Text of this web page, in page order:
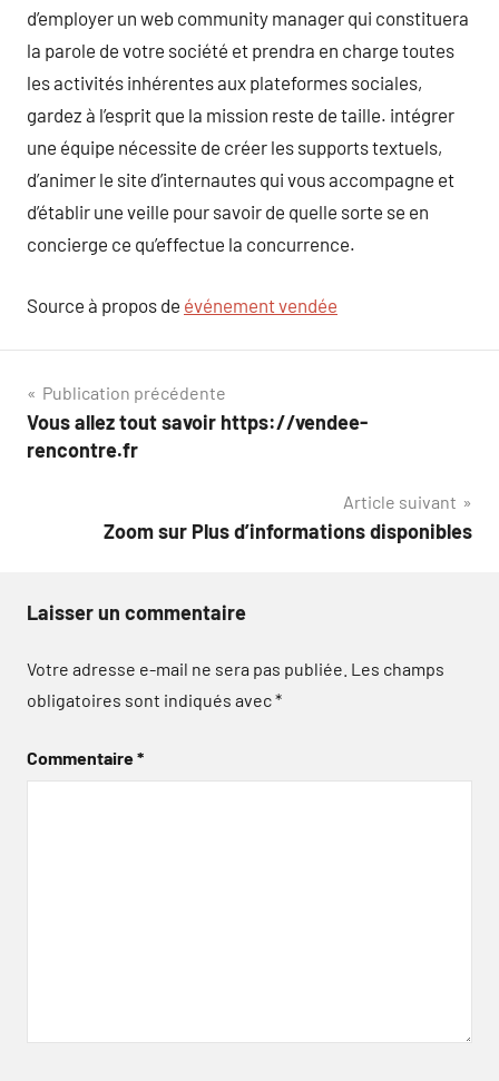
d’employer un web community manager qui constituera
la parole de votre société et prendra en charge toutes
les activités inhérentes aux plateformes sociales,
gardez à l’esprit que la mission reste de taille. intégrer
une équipe nécessite de créer les supports textuels,
d’animer le site d’internautes qui vous accompagne et
d’établir une veille pour savoir de quelle sorte se en
concierge ce qu’effectue la concurrence.
Source à propos de événement vendée
Navigation
de
Publication précédente
Vous allez tout savoir https://vendee-
rencontre.fr
Article suivant
Zoom sur Plus d’informations disponibles
Laisser un commentaire
Votre adresse e-mail ne sera pas publiée. Les champs
obligatoires sont indiqués avec*
Commentaire*